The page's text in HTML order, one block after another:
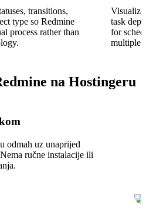
transitions,
type so Redmine
process rather than
task
for
multiple
na Hostingeru
odmah uz unaprijed
ručne instalacije ili